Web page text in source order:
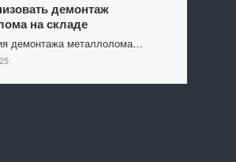
демонтаж
на складе
демонтажа металлолома…